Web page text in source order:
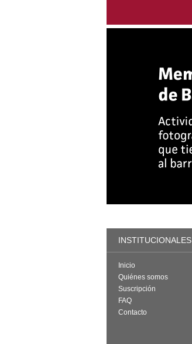
INSTITUCIONALES
Inicio
Quiénes somos
Suscripción
FAQ
Contacto